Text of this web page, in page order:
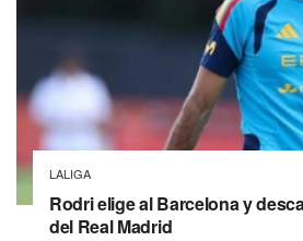
LALIGA
Rodri elige al Barcelona y
del Real Madrid